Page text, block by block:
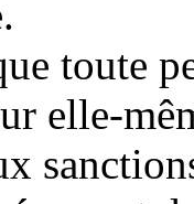
toute
elle-